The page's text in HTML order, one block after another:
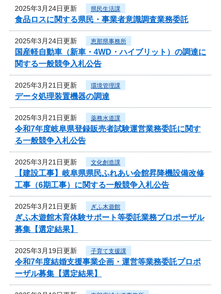
2025年3月24日更新 県民生活課
食品ロスに関する県民・事業者意識調査業務委託
2025年3月24日更新 恵那県事務所
国産軽自動車（新車・4WD・ハイブリット）の調達に
関する一般競争入札公告
2025年3月21日更新 環境管理課
データ処理装置機器の調達
2025年3月21日更新 薬務水道課
令和7年度岐阜県登録販売者試験運営業務委託に関す
る一般競争入札公告
2025年3月21日更新 文化創造課
【建設工事】岐阜県県民ふれあい会館昇降機設備改修
工事（6期工事）に関する一般競争入札公告
2025年3月21日更新 ぎふ木遊館
ぎふ木遊館木育体験サポート等委託業務プロポーザル
募集【選定結果】
2025年3月19日更新 子育て支援課
令和7年度結婚支援事業企画・運営等業務委託プロポ
ーザル募集【選定結果】